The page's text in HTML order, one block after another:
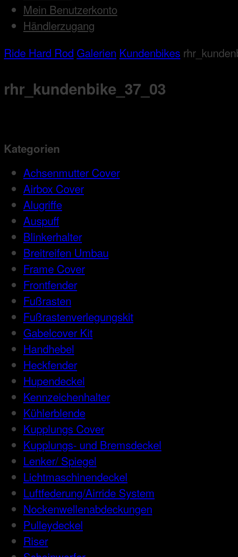
Mein Benutzerkonto
Händlerzugang
Ride Hard Rod Galerien Kundenbikes
rhr_kundenbike_37_03
Kategorien
Achsenmutter Cover
Airbox Cover
Alugriffe
Auspuff
Blinkerhalter
Breitreifen Umbau
Frame Cover
Frontfender
Fußrasten
Fußrastenverlegungskit
Gabelcover Kit
Handhebel
Heckfender
Hupendeckel
Kennzeichenhalter
Kühlerblende
Kupplungs Cover
Kupplungs- und Bremsdeckel
Lenker/ Spiegel
Lichtmaschinendeckel
Luftfederung/Airride System
Nockenwellenabdeckungen
Pulleydeckel
Riser